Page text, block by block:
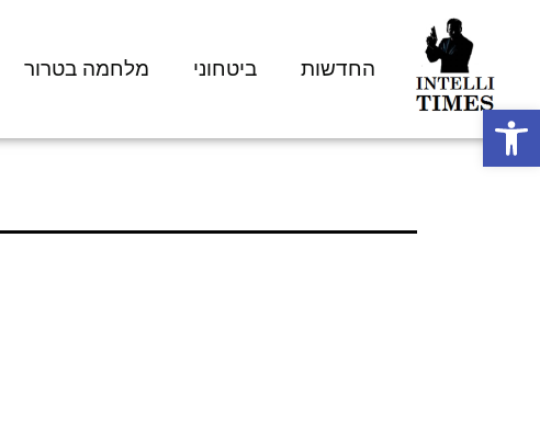
החדשות ביטחוני מלחמה בטרור
פתח סרגל נגישות